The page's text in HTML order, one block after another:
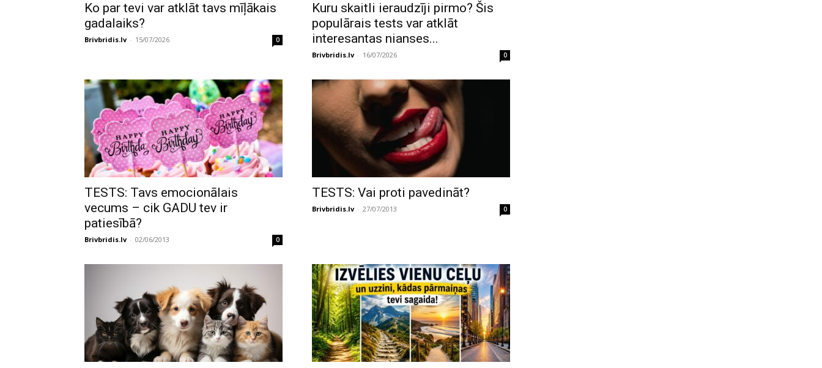
Ko par tevi var atklāt tavs mīļākais
gadalaiks?
Brivbridis.lv - 15/07/2026 0
Kuru skaitli ieraudzīji pirmo? Šis
populārais tests var atklāt
interesantas nianses...
Brivbridis.lv - 16/07/2026 0
TESTS: Tavs emocionālais
vecums – cik GADU tev ir
patiesībā?
Brivbridis.lv - 02/06/2013 0
TESTS: Vai proti pavedināt?
Brivbridis.lv - 27/07/2013 0